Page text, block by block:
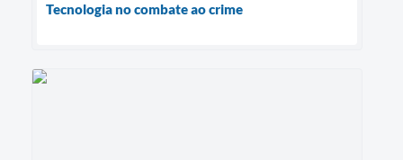
Tecnologia no combate ao crime